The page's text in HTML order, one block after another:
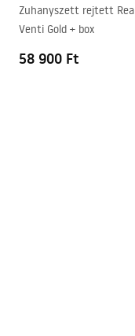
Zuhanyszett rejtett Rea
Venti Gold + box
58 900 Ft